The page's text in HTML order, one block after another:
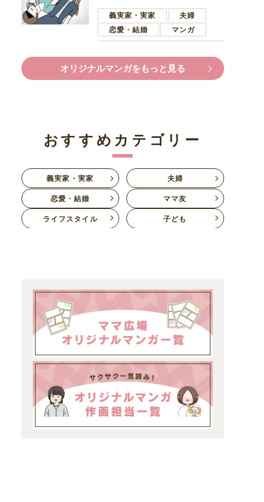
ます夫
義実家・実家
夫婦
恋愛・結婚
マンガ
オリジナルマンガをもっと見る
おすすめカテゴリー
義実家・実家
夫婦
恋愛・結婚
ママ友
ライフスタイル
子ども